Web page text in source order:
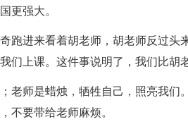
更强大。
跑进来看着胡老师，胡老师反过头
们上课。这件事说明了，我们比胡
老师是蜡烛，牺牲自己，照亮我们
不要带给老师麻烦。